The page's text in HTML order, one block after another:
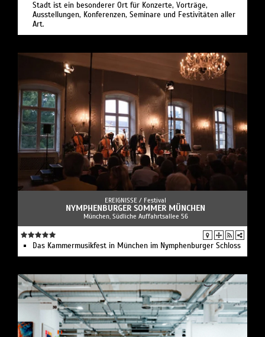
Stadt ist ein besonderer Ort für Konzerte, Vorträge,
Ausstellungen, Konferenzen, Seminare und Festivitäten aller
Art.
EREIGNISSE / Festival
NYMPHENBURGER SOMMER MÜNCHEN
München, Südliche Auffahrtsallee 56
Das Kammermusikfest in München im Nymphenburger Schloss